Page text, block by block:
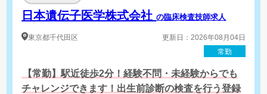
日本遺伝子医学株式会社の臨床検査技師求人
東京都千代田区
更新日：2026年08月04日
常勤
【常勤】駅近徒歩2分！経験不問・未経験からでも
チャレンジできます！出生前診断の検査を行う登録